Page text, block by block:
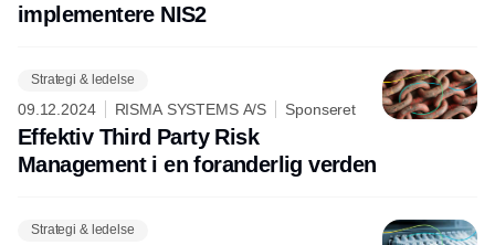
implementere NIS2
Strategi & ledelse
09.12.2024 RISMA SYSTEMS A/S Sponseret
Effektiv Third Party Risk
Management i en foranderlig verden
Strategi & ledelse